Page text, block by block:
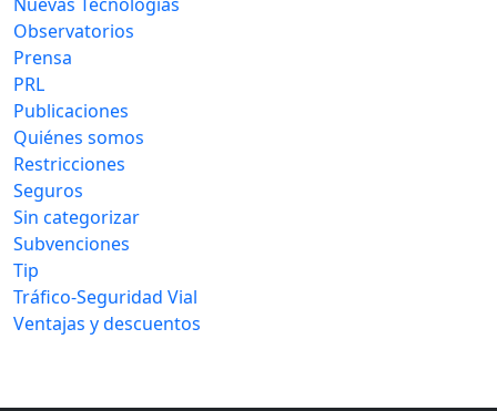
Observatorios
Prensa
PRL
Publicaciones
Quiénes somos
Restricciones
Seguros
Sin categorizar
Subvenciones
Tip
Tráfico-Seguridad Vial
Ventajas y descuentos